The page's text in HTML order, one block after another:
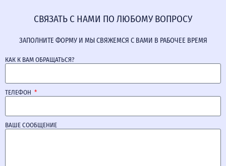
СВЯЗАТЬ С НАМИ ПО ЛЮБОМУ ВОПРОСУ
ЗАПОЛНИТЕ ФОРМУ И МЫ СВЯЖЕМСЯ С ВАМИ В РАБОЧЕЕ ВРЕМЯ
КАК К ВАМ ОБРАЩАТЬСЯ?
ТЕЛЕФОН
ВАШЕ СООБЩЕНИЕ